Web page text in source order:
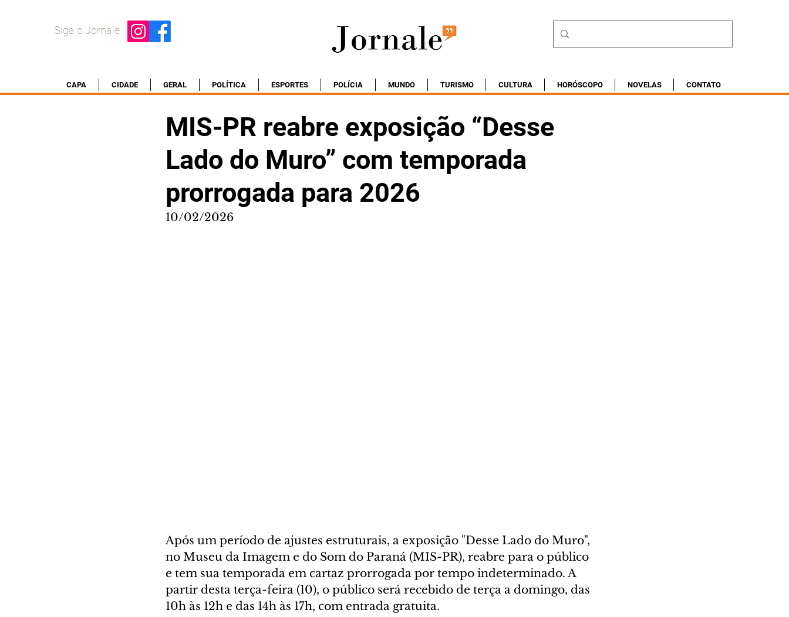
Siga o Jornale
CAPA CIDADE GERAL POLÍTICA ESPORTES POLÍCIA MUNDO TURISMO CULTURA HORÓSCOPO NOVELAS CONTATO
MIS-PR reabre exposição “Desse
Lado do Muro” com temporada
prorrogada para 2026
10/02/2026
Após um período de ajustes estruturais, a exposição "Desse Lado do Muro",
no Museu da Imagem e do Som do Paraná (MIS-PR), reabre para o público
e tem sua temporada em cartaz prorrogada por tempo indeterminado. A
partir desta terça-feira (10), o público será recebido de terça a domingo, das
10h às 12h e das 14h às 17h, com entrada gratuita.